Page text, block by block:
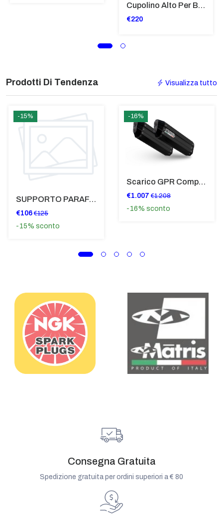
Cupolino Alto Per Bmw R 1200 St 2004 - 2007 TRASPARENTE - Sc950-T
€220
Prodotti Di Tendenza Visualizza tutto
-15%
SUPPORTO PARAFANGO POSTERIORE BMW F900XR
€106 €125
-15% sconto
-16%
Scarico GPR Compatibile Con Bmw K 1600 Gt 2017-2021 - Hyper Sonic Black Titanium
€1.007 €1.208
-16% sconto
Consegna Gratuita
Spedizione gratuita per ordini superiori a € 80